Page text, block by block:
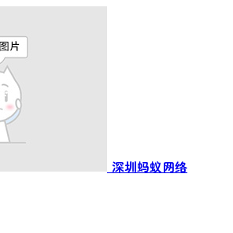
深圳蚂蚁网络